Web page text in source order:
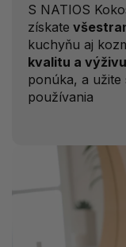
S NATIOS
získate
kuchyňu aj
kvalitu a výživu
ponúka, a užite
používania